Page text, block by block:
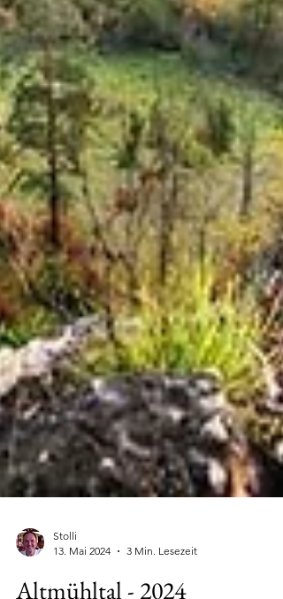
13. Mai 2024
3 Min. Lesezeit